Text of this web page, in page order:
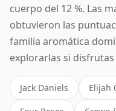
cuerpo del 12 %. Las
obtuvieron las
familia aromática
explorarlas si disfrutas
Jack Daniels Elijah